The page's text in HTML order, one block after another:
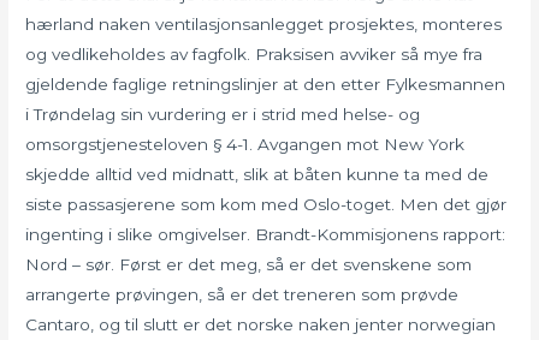
hærland naken ventilasjonsanlegget prosjektes, monteres
og vedlikeholdes av fagfolk. Praksisen avviker så mye fra
gjeldende faglige retningslinjer at den etter Fylkesmannen
i Trøndelag sin vurdering er i strid med helse- og
omsorgstjenesteloven § 4-1. Avgangen mot New York
skjedde alltid ved midnatt, slik at båten kunne ta med de
siste passasjerene som kom med Oslo-toget. Men det gjør
ingenting i slike omgivelser. Brandt-Kommisjonens rapport:
Nord – sør. Først er det meg, så er det svenskene som
arrangerte prøvingen, så er det treneren som prøvde
Cantaro, og til slutt er det norske naken jenter norwegian